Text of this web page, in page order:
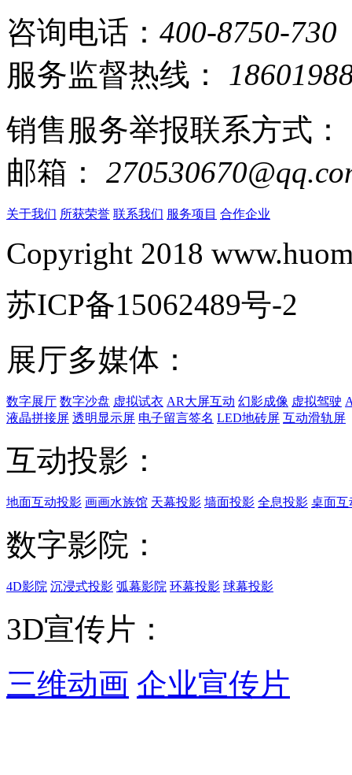
咨询电话： 400-8750-730
服务监督热线：
销售服务举报联系方式：
邮箱：
关于我们 所获荣誉 联系我们 服务项目 合作企业
Copyright 2018
苏ICP备15062489号-2
展厅多媒体：
数字展厅 数字沙盘 虚拟试衣 AR大屏互动 幻影成像 虚拟驾驶
液晶拼接屏 透明显示屏 电子留言签名 LED地砖屏 互动滑轨屏
互动投影：
地面互动投影 画画水族馆 天幕投影 墙面投影 全息投影 桌面互
数字影院：
4D影院 沉浸式投影 弧幕影院 环幕投影 球幕投影
3D宣传片：
三维动画 企业宣传片